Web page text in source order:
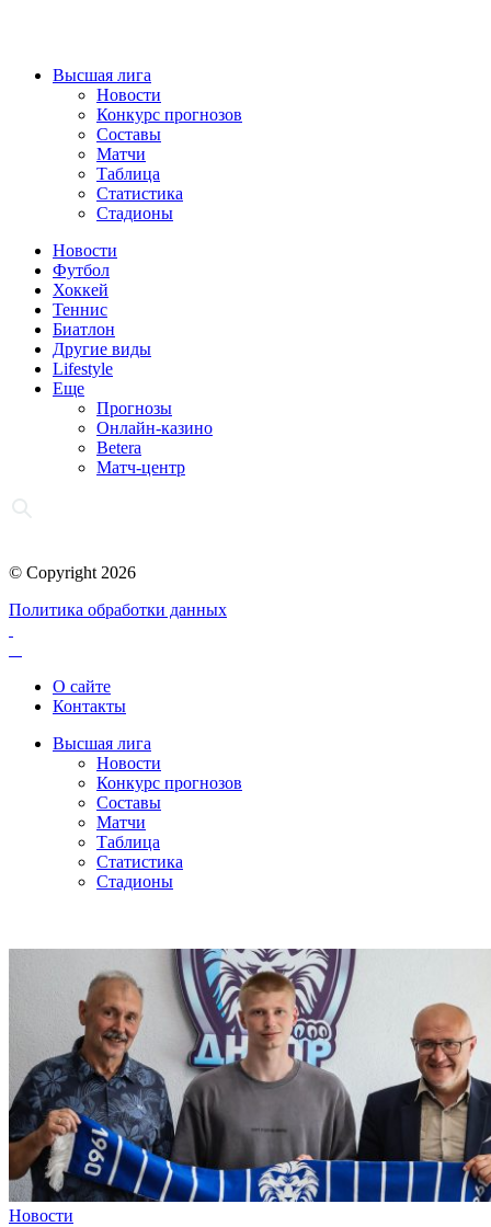
Высшая лига
Новости
Конкурс прогнозов
Составы
Матчи
Таблица
Статистика
Стадионы
Новости
Футбол
Хоккей
Теннис
Биатлон
Другие виды
Lifestyle
Еще
Прогнозы
Онлайн-казино
Betera
Матч-центр
© Copyright 2026
Политика обработки данных
О сайте
Контакты
Высшая лига
Новости
Конкурс прогнозов
Составы
Матчи
Таблица
Статистика
Стадионы
Новости